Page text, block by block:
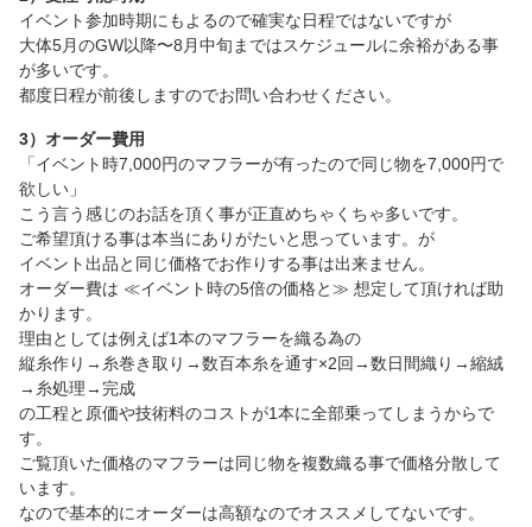
イベント参加時期にもよるので確実な日程ではないですが
大体5月のGW以降〜8月中旬まではスケジュールに余裕がある事
が多いです。
都度日程が前後しますのでお問い合わせください。
3）オーダー費用
「イベント時7,000円のマフラーが有ったので同じ物を7,000円で
欲しい」
こう言う感じのお話を頂く事が正直めちゃくちゃ多いです。
ご希望頂ける事は本当にありがたいと思っています。が
イベント出品と同じ価格でお作りする事は出来ません。
オーダー費は ≪イベント時の5倍の価格と≫ 想定して頂ければ助
かります。
理由としては例えば1本のマフラーを織る為の
縦糸作り→糸巻き取り→数百本糸を通す×2回→数日間織り→縮絨
→糸処理→完成
の工程と原価や技術料のコストが1本に全部乗ってしまうからで
す。
ご覧頂いた価格のマフラーは同じ物を複数織る事で価格分散して
います。
なので基本的にオーダーは高額なのでオススメしてないです。